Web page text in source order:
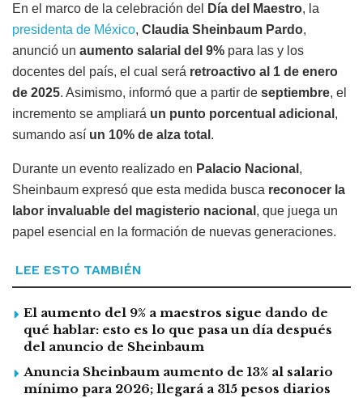
En el marco de la celebración del Día del Maestro, la
presidenta de México, Claudia Sheinbaum Pardo,
anunció un aumento salarial del 9% para las y los
docentes del país, el cual será retroactivo al 1 de enero
de 2025. Asimismo, informó que a partir de septiembre, el
incremento se ampliará un punto porcentual adicional ,
sumando así un 10% de alza total .
Durante un evento realizado en Palacio Nacional ,
Sheinbaum expresó que esta medida busca reconocer la
labor invaluable del magisterio nacional , que juega un
papel esencial en la formación de nuevas generaciones.
LEE ESTO TAMBIÉN
El aumento del 9% a maestros sigue dando de
qué hablar: esto es lo que pasa un día después
del anuncio de Sheinbaum
Anuncia Sheinbaum aumento de 13% al salario
mínimo para 2026; llegará a 315 pesos diarios